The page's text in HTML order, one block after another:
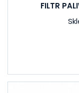
FILTR